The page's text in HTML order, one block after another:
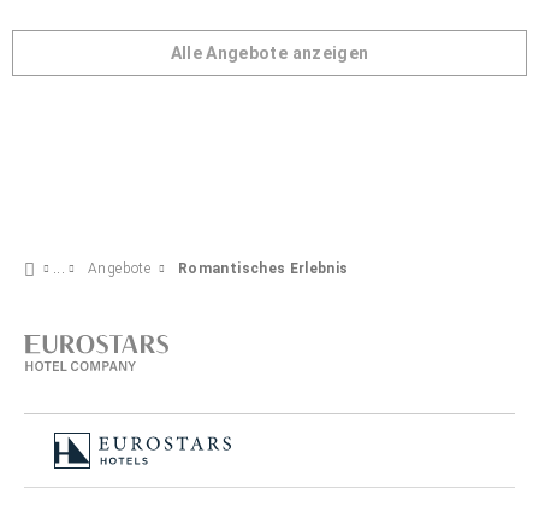
Alle Angebote anzeigen
Angebote Romantisches Erlebnis